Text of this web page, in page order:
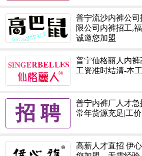
普宁流沙内裤公
限公司内裤招工,
诚邀您加盟
普宁仙格丽人内
工资准时结清-本
招 聘
普宁内裤厂人才
常年货源充足|工
高薪人才直招 伊